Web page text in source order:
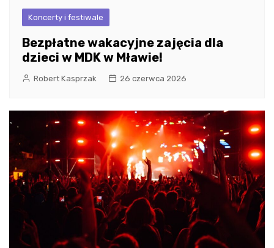
Koncerty i festiwale
Bezpłatne wakacyjne zajęcia dla
dzieci w MDK w Mławie!
Robert Kasprzak 26 czerwca 2026